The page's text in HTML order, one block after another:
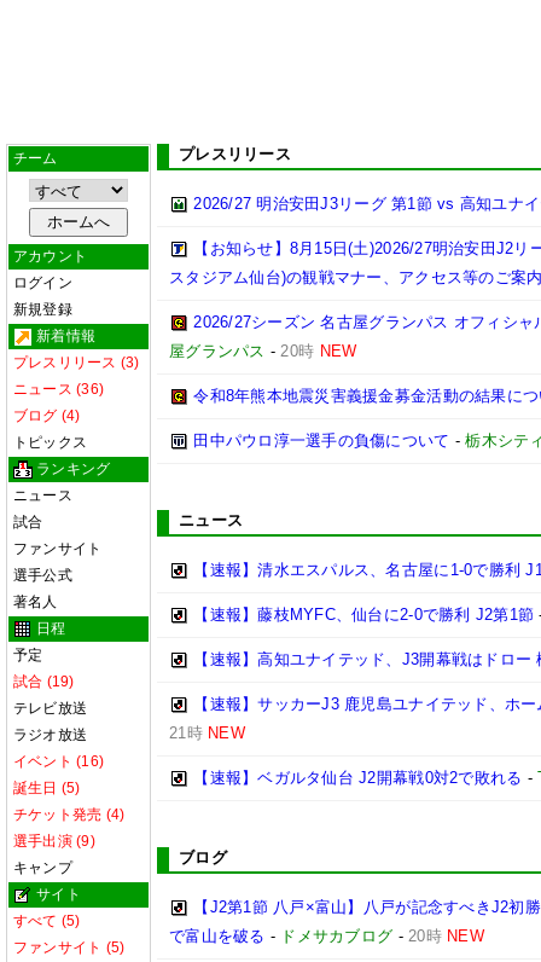
チーム
アカウント
ログイン
新規登録
新着情報
プレスリリース (3)
ニュース (36)
ブログ (4)
トピックス
ランキング
ニュース
試合
ファンサイト
選手公式
著名人
日程
予定
試合 (19)
テレビ放送
ラジオ放送
イベント (16)
誕生日 (5)
チケット発売 (4)
選手出演 (9)
キャンプ
サイト
すべて (5)
ファンサイト (5)
プレスリリース
2026/27 明治安田J3リーグ 第1節 vs 高知ユナ
【お知らせ】8月15日(土)2026/27明治安田J2
スタジアム仙台)の観戦マナー、アクセス等のご案
2026/27シーズン 名古屋グランパス オフィシ
屋グランパス -20時 NEW
令和8年熊本地震災害義援金募金活動の結果に
田中パウロ淳一選手の負傷について -栃木シテ
ニュース
【速報】清水エスパルス、名古屋に1-0で勝利
【速報】藤枝MYFC、仙台に2-0で勝利 J2第1節
【速報】高知ユナイテッド、J3開幕戦はドロ
【速報】サッカーJ3 鹿児島ユナイテッド、ホ
21時 NEW
【速報】ベガルタ仙台 J2開幕戦0対2で敗れる -
ブログ
【J2第1節 八戸×富山】八戸が記念すべきJ2初
で富山を破る - ドメサカブログ -20時 NEW